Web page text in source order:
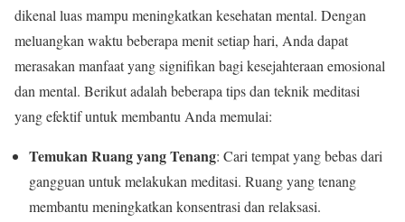
dikenal luas mampu meningkatkan kesehatan mental. Dengan
meluangkan waktu beberapa menit setiap hari, Anda dapat
merasakan manfaat yang signifikan bagi kesejahteraan emosional
dan mental. Berikut adalah beberapa tips dan teknik meditasi
yang efektif untuk membantu Anda memulai:
Temukan Ruang yang Tenang: Cari tempat yang bebas dari
gangguan untuk melakukan meditasi. Ruang yang tenang
membantu meningkatkan konsentrasi dan relaksasi.